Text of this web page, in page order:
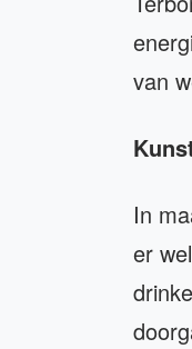
van
In
er